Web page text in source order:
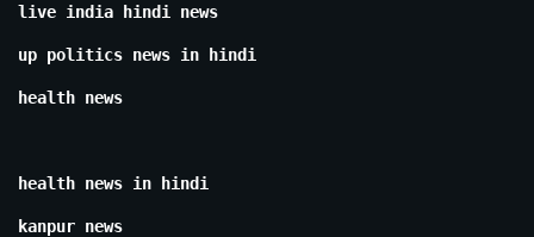
live india hindi news
up politics news in hindi
health news
health news in hindi
kanpur news